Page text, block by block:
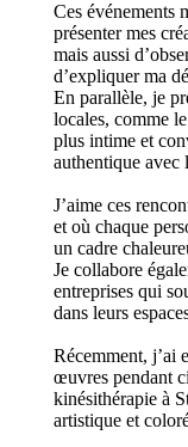
Ces événements
présenter mes
mais aussi
d’expliquer ma
En parallèle, je
locales, comme
plus intime et
authentique avec
J’aime ces
et où chaque
un cadre
Je collabore
entreprises qui
dans leurs
Récemment, j’ai
œuvres pendant
kinésithérapie à
artistique et